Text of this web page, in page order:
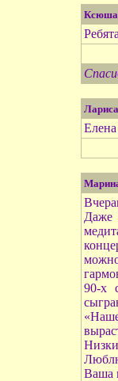
Ксюша
Лариса
Даже
90-х
Ваша